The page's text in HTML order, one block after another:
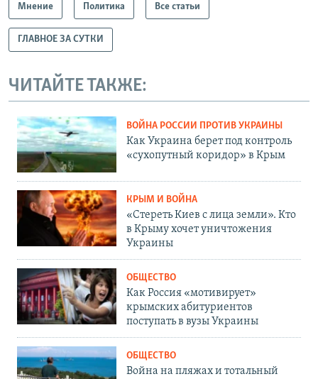
Мнение Политика Все статьи
ГЛАВНОЕ ЗА СУТКИ
ЧИТАЙТЕ ТАКЖЕ:
ВОЙНА РОССИИ ПРОТИВ УКРАИНЫ
Как Украина берет под контроль
«сухопутный коридор» в Крым
КРЫМ И ВОЙНА
«Стереть Киев с лица земли». Кто
в Крыму хочет уничтожения
Украины
ОБЩЕСТВО
Как Россия «мотивирует»
крымских абитуриентов
поступать в вузы Украины
ОБЩЕСТВО
Война на пляжах и тотальный